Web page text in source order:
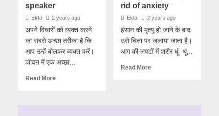
speaker
Ekta 2 years ago
अपने विचारों को व्यक्त करने
का सबसे अच्छा तरीका है कि
आप उन्हें बोलकर व्यक्त करें।
जीवन में एक अच्छा...
Read More
rid of anxiety
Ekta 2 years ago
इंसान की मृत्यु हो जाने के बाद
उसे चिता पर जलाया जाता है।
आग की लपटों में शरीर धूं- धूं...
Read More